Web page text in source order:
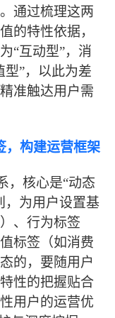
通过梳理这两
的特性依据，
“互动型”，消
型”，以此为差
准触达用户需
，构建运营框架
，核心是“动态
，为用户设置基
、行为标签
标签（如消费
的，要随用户
性的把握贴合
用户的运营优